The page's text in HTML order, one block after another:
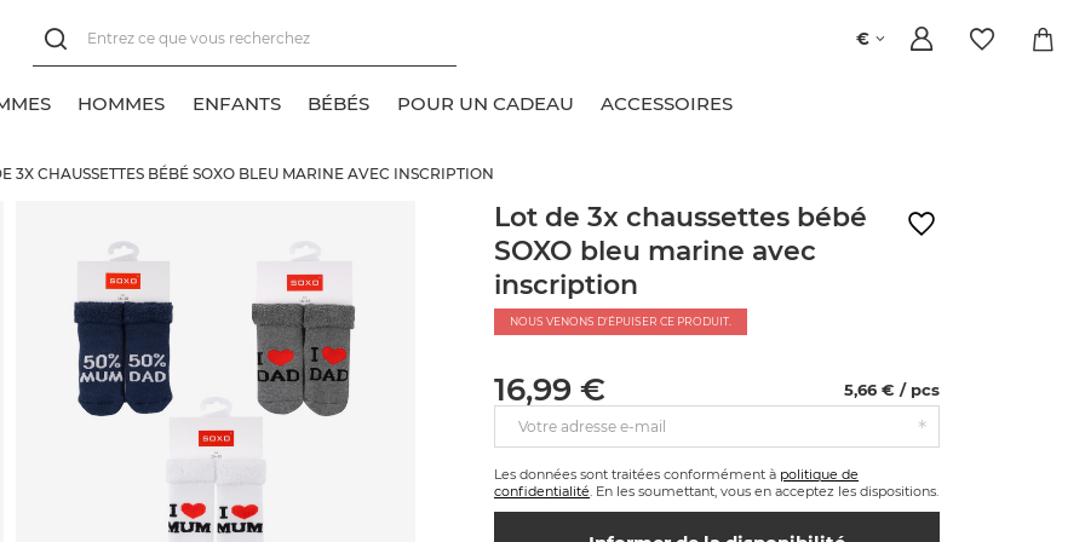
€
pour baskets
classiques
invisibles
HOMMES
classiques
pour baskets
invisibles
ENFANTS BÉBÉS POUR UN CADEAU ACCESSOIRES
3X CHAUSSETTES BÉBÉ SOXO BLEU MARINE AVEC INSCRIPTION
Lot de 3x chaussettes bébé
SOXO bleu marine avec
inscription
NOUS VENONS D'ÉPUISER CE PRODUIT.
16,99 € 5,66 € / pcs
Votre adresse e-mail
Les données sont traitées conformément à politique de
confidentialité. En les soumettant, vous en acceptez les dispositions.